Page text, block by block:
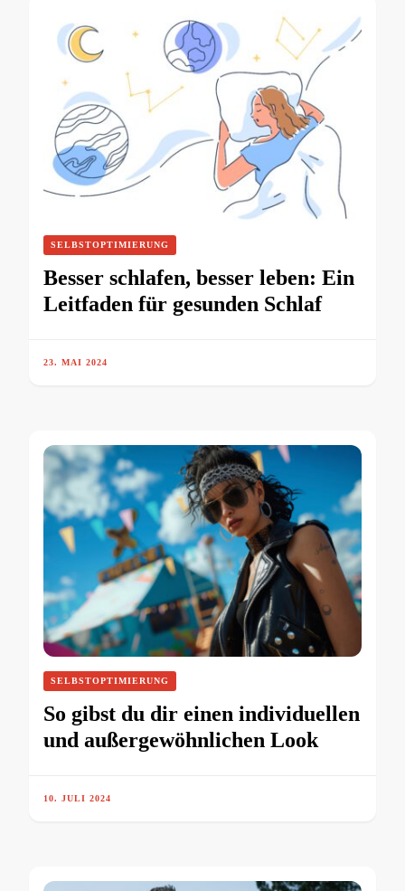
SELBSTOPTIMIERUNG
Besser schlafen, besser leben: Ein
Leitfaden für gesunden Schlaf
23. MAI 2024
SELBSTOPTIMIERUNG
So gibst du dir einen individuellen
und außergewöhnlichen Look
10. JULI 2024